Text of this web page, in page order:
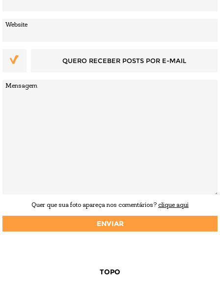
QUERO RECEBER POSTS POR E-MAIL
Quer que sua foto apareça nos comentários? clique aqui
TOPO